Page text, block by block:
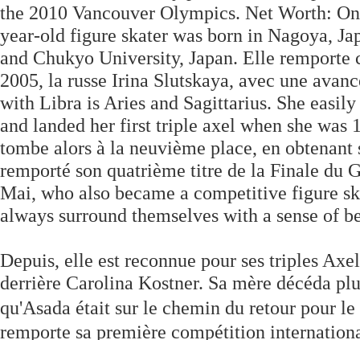
the 2010 Vancouver Olympics. Net Worth:
year-old figure skater was born in Nagoya,
and Chukyo University, Japan. Elle
2005, la russe Irina Slutskaya, avec une
with Libra is Aries and Sagittarius. She
and landed her first triple axel when she
tombe alors à la neuvième place, en
remporté son quatrième titre de la Finale du
Mai, who also became a competitive figure
always surround themselves with a sense of
Depuis, elle est reconnue pour ses triples
derrière Carolina Kostner. Sa mère décéda
qu'Asada était sur le chemin du retour pour
remporte sa première compétition